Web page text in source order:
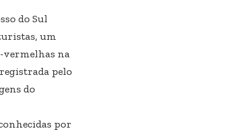
do Sul
um
vermelhas na
pelo
do
por